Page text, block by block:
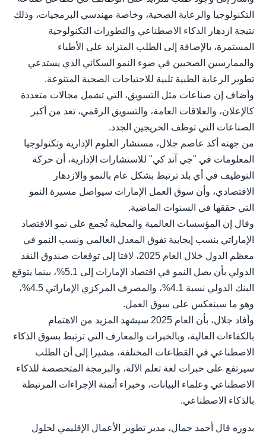
التكنولوجيا والرعاية الصحية، وخاصة مهندسي البرمجيات، وذلك
نتيجة ازدهار الذكاء الاصطناعي والتطورات التكنولوجية
المستمرة، بالإضافة إلى الطلب المتزايد على الأطباء
والممارسين الصحيين في ضوء النمو السكاني الذي يستدعي
تطوير الرعاية الطبية تلبية للاحتياجات الصحية المتنوعة.
وأضاف إن صناعات مثل التسويق، التي تشمل مجالات متعددة
كالإعلان، والعلاقات العامة، والتسويق الرقمي، تعد من أكبر
الصناعات التي توظف الخريجين الجدد.
من جهته أكد عاصم جلال، مستشار العلوم الإدارية وتكنولوجيا
المعلومات في "جي آند كي" للاستشارات الإدارية، أن حركة
التوظيف في أي بلد ترتبط بشكل عام بالنمو والازدهار
الاقتصادي، وأن سوق العمل الإمارات سيواصل مسيرة النمو
التي حققها في السنوات الماضية.
وقال إن المؤسسات العالمية والمحلية تُجمع على نمو الاقتصاد
الإماراتي بنسب إيجابية تفوق المعدل العالمي ونسب النمو في
معظم الدول خلال العام 2025، لافتا إلى توقعات صندوق النقد
الدولي بأن يصل النمو في اقتصاد الإمارات إلى 5.1%، بينما يتوقع
البنك الدولي نسبة 4.1%، والمصرف المركزي الإماراتي 4.5%،
وهو ما سينعكس على سوق العمل.
وأفاد جلال، بأن العام 2025 سيشهد المزيد من الاهتمام
بالكفاءات العالية، وبالخبرات والمعارف التي ترتبط بسوق الذكاء
الاصطناعي في القطاعات المختلفة، مشيرا إلى أن الطلب
سيرتفع على خبرات لغة تعلم الآلة، والبرمجة المتخصصة للذكاء
الاصطناعي وعلماء البيانات، وخبراء أتمتة الإجراءات المرتبطة
بالذكاء الاصطناعي.
بدوره قال أحمد جمال، مدير تطوير الأعمال الإقليمي لحلول